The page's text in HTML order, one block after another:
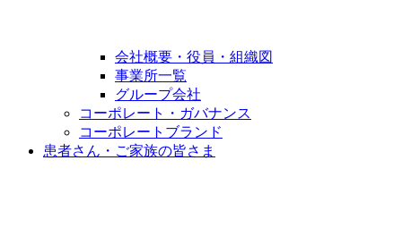
会社概要・役員・組織図
事業所一覧
グループ会社
コーポレート・ガバナンス
コーポレートブランド
患者さん・ご家族の皆さま